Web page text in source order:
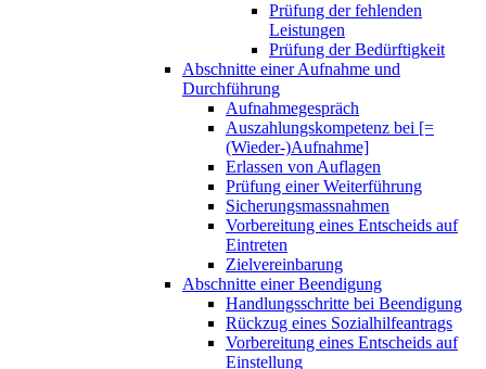
Prüfung der fehlenden
Leistungen
Prüfung der Bedürftigkeit
Abschnitte einer Aufnahme und
Durchführung
Aufnahmegespräch
Auszahlungskompetenz bei [=
(Wieder-)Aufnahme]
Erlassen von Auflagen
Prüfung einer Weiterführung
Sicherungsmassnahmen
Vorbereitung eines Entscheids auf
Eintreten
Zielvereinbarung
Abschnitte einer Beendigung
Handlungsschritte bei Beendigung
Rückzug eines Sozialhilfeantrags
Vorbereitung eines Entscheids auf
Einstellung